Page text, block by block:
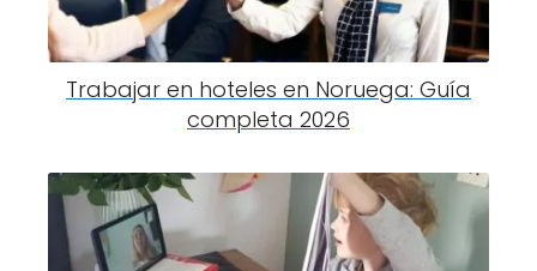
Trabajar en hoteles en Noruega: Guía
completa 2026